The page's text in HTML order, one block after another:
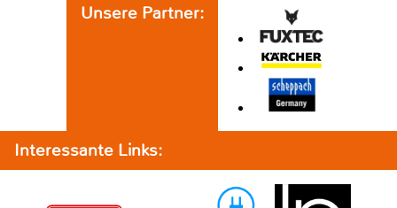
Unsere Partner:
Interessante Links: